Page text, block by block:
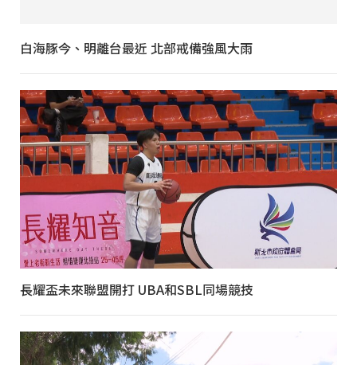
白海豚今、明離台最近 北部戒備強風大雨
長耀盃未來聯盟開打 UBA和SBL同場競技